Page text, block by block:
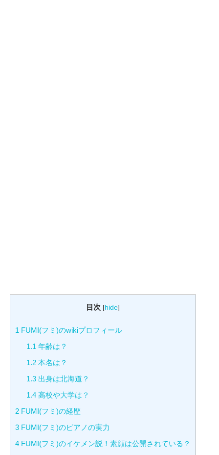
目次 [hide]
1 FUMI(フミ)のwikiプロフィール
1.1 年齢は？
1.2本名は？
1.3出身は北海道？
1.4高校や大学は？
2 FUMI(フミ)の経歴
3 FUMI(フミ)のピアノの実力
4 FUMI(フミ)のイケメン説！素顔は公開されている？